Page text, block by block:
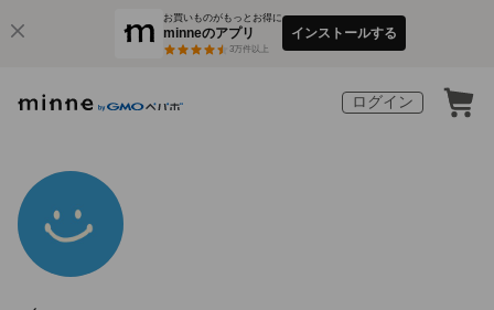
お買いものがもっとお得に
minneのアプリ
3万件以上
インストールする
ログイン